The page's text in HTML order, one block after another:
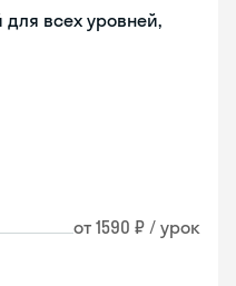
всех уровней,
от 1590 ₽ / урок